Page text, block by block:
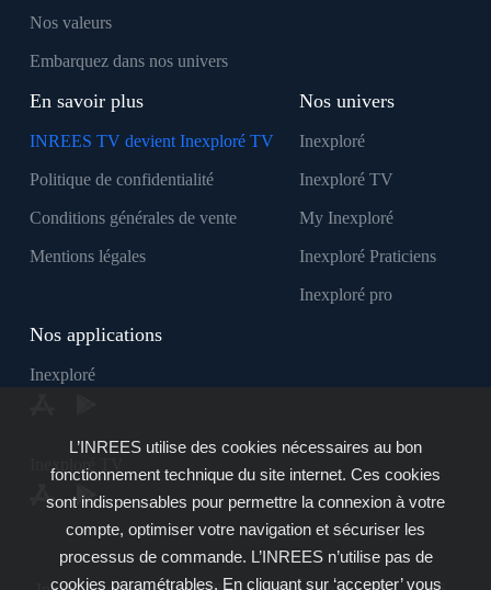
Nos valeurs
Embarquez dans nos univers
En savoir plus
INREES TV devient Inexploré TV
Politique de confidentialité
Conditions générales de vente
Mentions légales
Nos univers
Inexploré
Inexploré TV
My Inexploré
Inexploré Praticiens
Inexploré pro
Nos applications
Inexploré
Inexploré TV
L’INREES utilise des cookies nécessaires au bon
fonctionnement technique du site internet. Ces cookies
sont indispensables pour permettre la connexion à votre
compte, optimiser votre navigation et sécuriser les
processus de commande. L’INREES n’utilise pas de
cookies paramétrables. En cliquant sur ‘accepter’ vous